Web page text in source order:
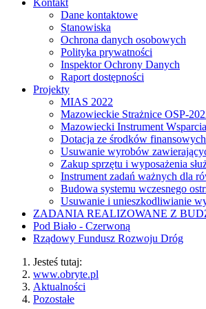
Kontakt
Dane kontaktowe
Stanowiska
Ochrona danych osobowych
Polityka prywatności
Inspektor Ochrony Danych
Raport dostępności
Projekty
MIAS 2022
Mazowieckie Strażnice OSP-
Mazowiecki Instrument
Dotacja ze środków
Usuwanie wyrobów
Zakup sprzętu i wyposażenia
Instrument zadań ważnych dla
Budowa systemu wczesnego
Usuwanie i unieszkodliwianie
ZADANIA REALIZOWANE Z
Pod Biało - Czerwoną
Rządowy Fundusz Rozwoju Dróg
Jesteś tutaj:
www.obryte.pl
Aktualności
Pozostałe